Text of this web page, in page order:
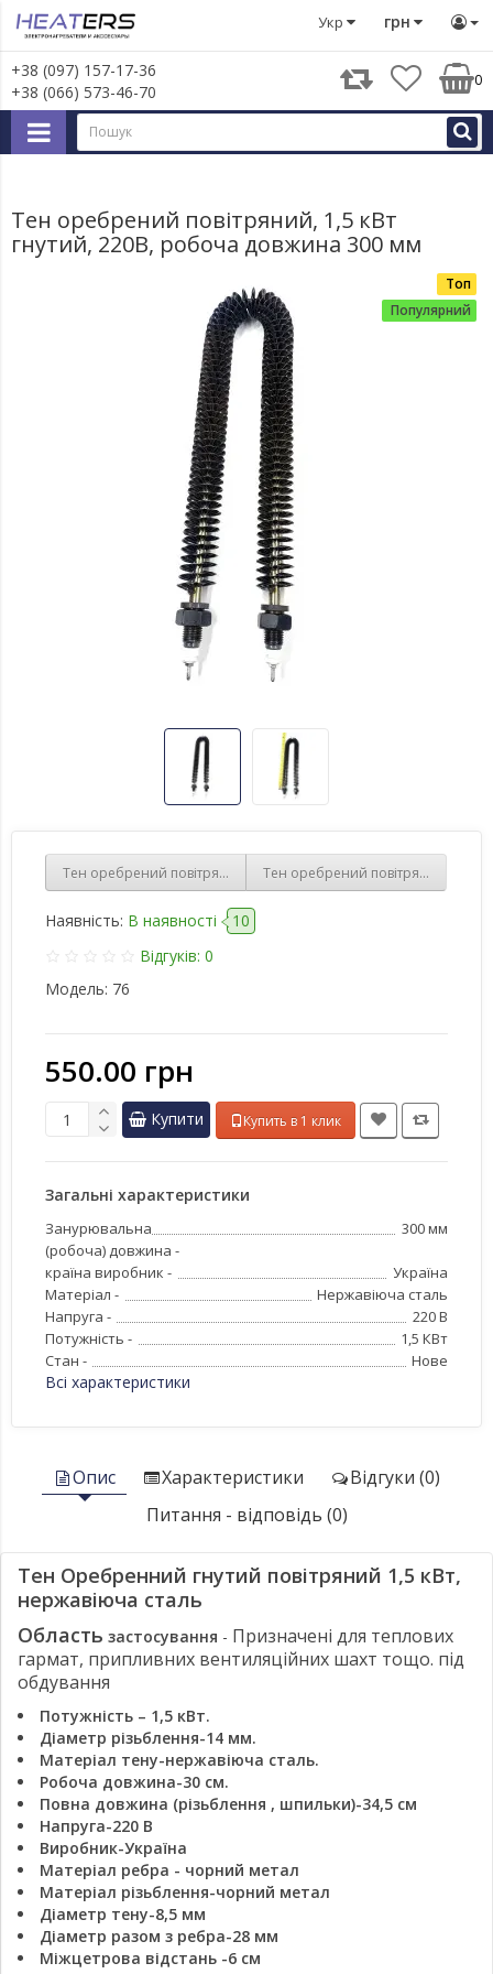
грн
Укр
+38 (097) 157-17-36
+38 (066) 573-46-70
0
Тени Тен оребрений повітряний, 1,5 кВт гнутий, 220В,
Тен оребрений повітряний, 1,5 кВт
гнутий, 220В, робоча довжина 300 мм
Топ
Популярний
Тен оребрений повітряний, 2 кВт гнутий, 220В, робоча
Тен оребрений повітряний, 1,5
Наявність: В наявності
10
Відгуків: 0
Модель: 76
550.00 грн
Купити Купить в 1 клик
Загальні характеристики
Занурювальна
(робоча) довжина -
300 мм
країна виробник -
Україна
Матеріал -
Нержавіюча сталь
Напруга -
220 В
Потужність -
1,5 КВт
Стан -
Нове
Всі характеристики
Опис Характеристики
Відгуки (0)
Питання - відповідь (0)
Тен Оребренний гнутий повітряний 1,5 кВт,
нержавіюча сталь
Область застосування - Призначені для теплових
гармат, припливних вентиляційних шахт тощо. під
обдування
Потужність – 1,5 кВт.
Діаметр різьблення-14 мм.
Матеріал тену-нержавіюча сталь.
Робоча довжина-30 см.
Повна довжина (різьблення , шпильки)-34,5 см
Напруга-220 В
Виробник-Україна
Матеріал ребра - чорний метал
Матеріал різьблення-чорний метал
Діаметр тену-8,5 мм
Діаметр разом з ребра-28 мм
Міжцетрова відстань -6 см